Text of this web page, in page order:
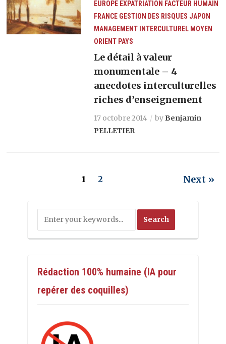
EUROPE EXPATRIATION FACTEUR HUMAIN
FRANCE GESTION DES RISQUES JAPON
MANAGEMENT INTERCULTUREL MOYEN
ORIENT PAYS
Le détail à valeur
monumentale – 4
anecdotes interculturelles
riches d’enseignement
17 octobre 2014 by Benjamin
PELLETIER
1 2 Next »
Rédaction 100% humaine (IA pour
repérer des coquilles)